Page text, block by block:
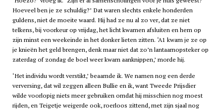
Hoeveel ben je ze schuldig?’ Dat waren slechts enkele honderden
guldens, niet de moeite waard. Hij had ze nu al zo ver, dat ze niet
telkens, bij voorkeur op vrijdag, het licht kwamen afsluiten en hem op
zijn minst een weekeinde in het donker lieten zitten. ‘A1 kwam je ze op
je knieën het geld brengen, denk maar niet dat zo’n lantaarnopsteker op
zaterdag of zondag de boel weer kwam aanknippen,’ morde hij.
‘Het individu wordt verstikt,’ beaamde ik. We namen nog een derde
verversing, dat wil zeggen alleen Bullie en ik, want Tweede Prijsdier
wilde voorlopig niets meer gebruiken omdat hij misschien nog moest
rijden, en Teigetje weigerde ook, roerloos zittend, met zijn sjaal nog